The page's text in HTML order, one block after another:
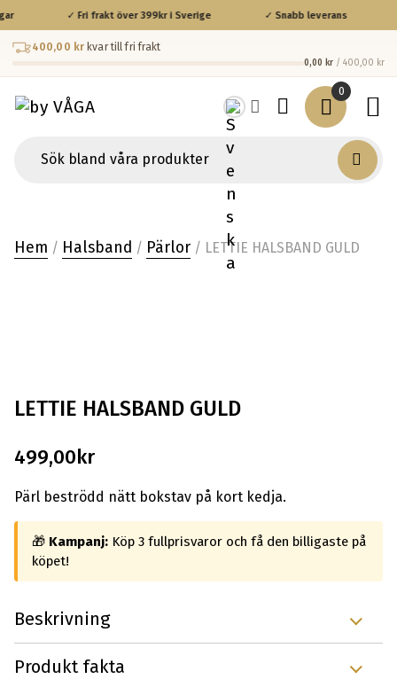
✓ Fri frakt över 399kr i Sverige ✓ Snabb leverans
400,00 kr kvar till fri frakt
0,00 kr / 400,00 kr
0
Hem / Halsband / Pärlor / LETTIE HALSBAND GULD
LETTIE HALSBAND GULD
499,00kr
Pärl beströdd nätt bokstav på kort kedja.
🎁 Kampanj: Köp 3 fullprisvaror och få den billigaste på
köpet!
Beskrivning
Produkt fakta